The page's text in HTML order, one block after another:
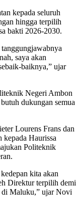
kepada seluruh
hingga terpilih
bakti 2026-2030.
saya akan
baiknya,” ujar
Negeri Ambon
dukungan semua
Lourens Frans dan
Haurissa
Politeknik
kita akan
Direktur terpilih demi
di Maluku,” ujar Novi